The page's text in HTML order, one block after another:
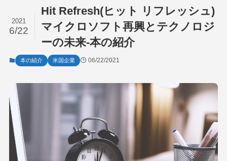
Hit Refresh(ヒット リフレッシュ)
マイクロソフト再興とテクノロジ
ーの未来-本の紹介
2021
6/22
本の紹介 米国企業 06/22/2021